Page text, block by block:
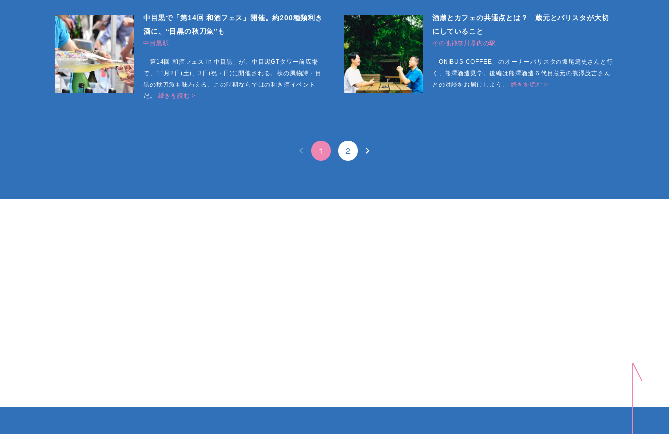
中目黒で「第14回 和酒フェス」開催。約200種類利き
酒に、“目黒の秋刀魚”も
中目黒駅
「第14回 和酒フェス in 中目黒」が、中目黒GTタワー前広場
で、11月2日(土)、3日(祝・日)に開催される。秋の風物詩・目
黒の秋刀魚も味わえる、この時期ならではの利き酒イベント
だ。 続きを読む >
酒蔵とカフェの共通点とは？ 蔵元とバリスタが大切
にしていること
その他神奈川県内の駅
「ONIBUS COFFEE」のオーナーバリスタの坂尾篤史さんと行
く、熊澤酒造見学。後編は熊澤酒造６代目蔵元の熊澤茂吉さん
との対談をお届けしよう。 続きを読む >
1 2